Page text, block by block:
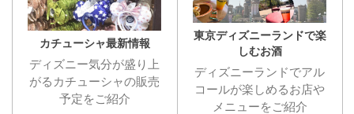
カチューシャ最新情報
ディズニー気分が盛り上
がるカチューシャの販売
予定をご紹介
東京ディズニーランドで楽
しむお酒
ディズニーランドでアル
コールが楽しめるお店や
メニューをご紹介